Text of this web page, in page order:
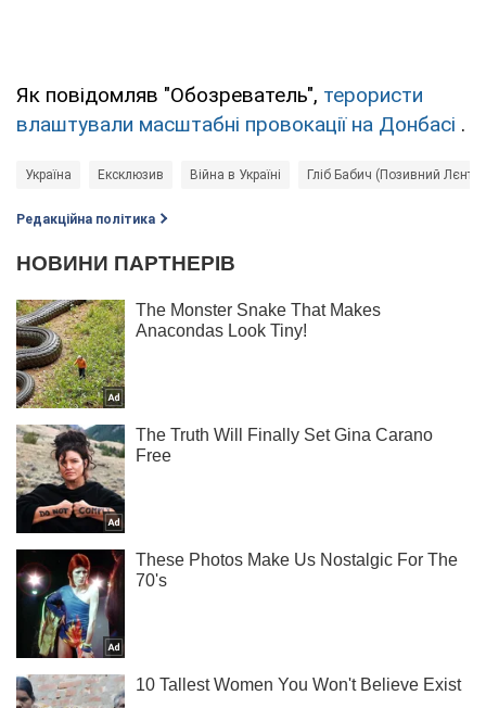
Як повідомляв "Обозреватель", терористи
влаштували масштабні провокації на Донбасі .
Україна Ексклюзив Війна в Україні Гліб Бабич (Позивний
Редакційна політика